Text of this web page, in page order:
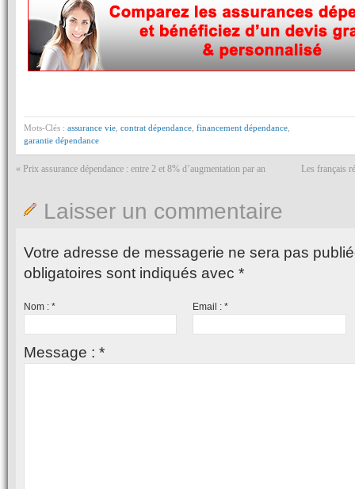
Mots-Clés : assurance vie contrat dépendance financement dépendance
garantie dépendance
« Prix assurance dépendance : entre 2 et 8% d’augmentation par an Les français
Laisser un commentaire
Votre adresse de messagerie ne sera pas
obligatoires sont indiqués avec *
Nom : * Email :*
Message : *